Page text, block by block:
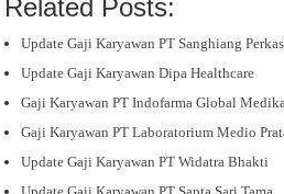
Related Posts:
Update Gaji Karyawan PT Sanghiang
Update Gaji Karyawan Dipa Healthcare
Gaji Karyawan PT Indofarma Global
Gaji Karyawan PT Laboratorium Medio
Update Gaji Karyawan PT Widatra Bhakti